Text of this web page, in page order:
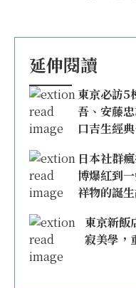
延伸閱讀
東京必訪5
吾、安藤
口吉生經
日本社群
博爆紅到
祥物的誕
東京新飯
寂美學，